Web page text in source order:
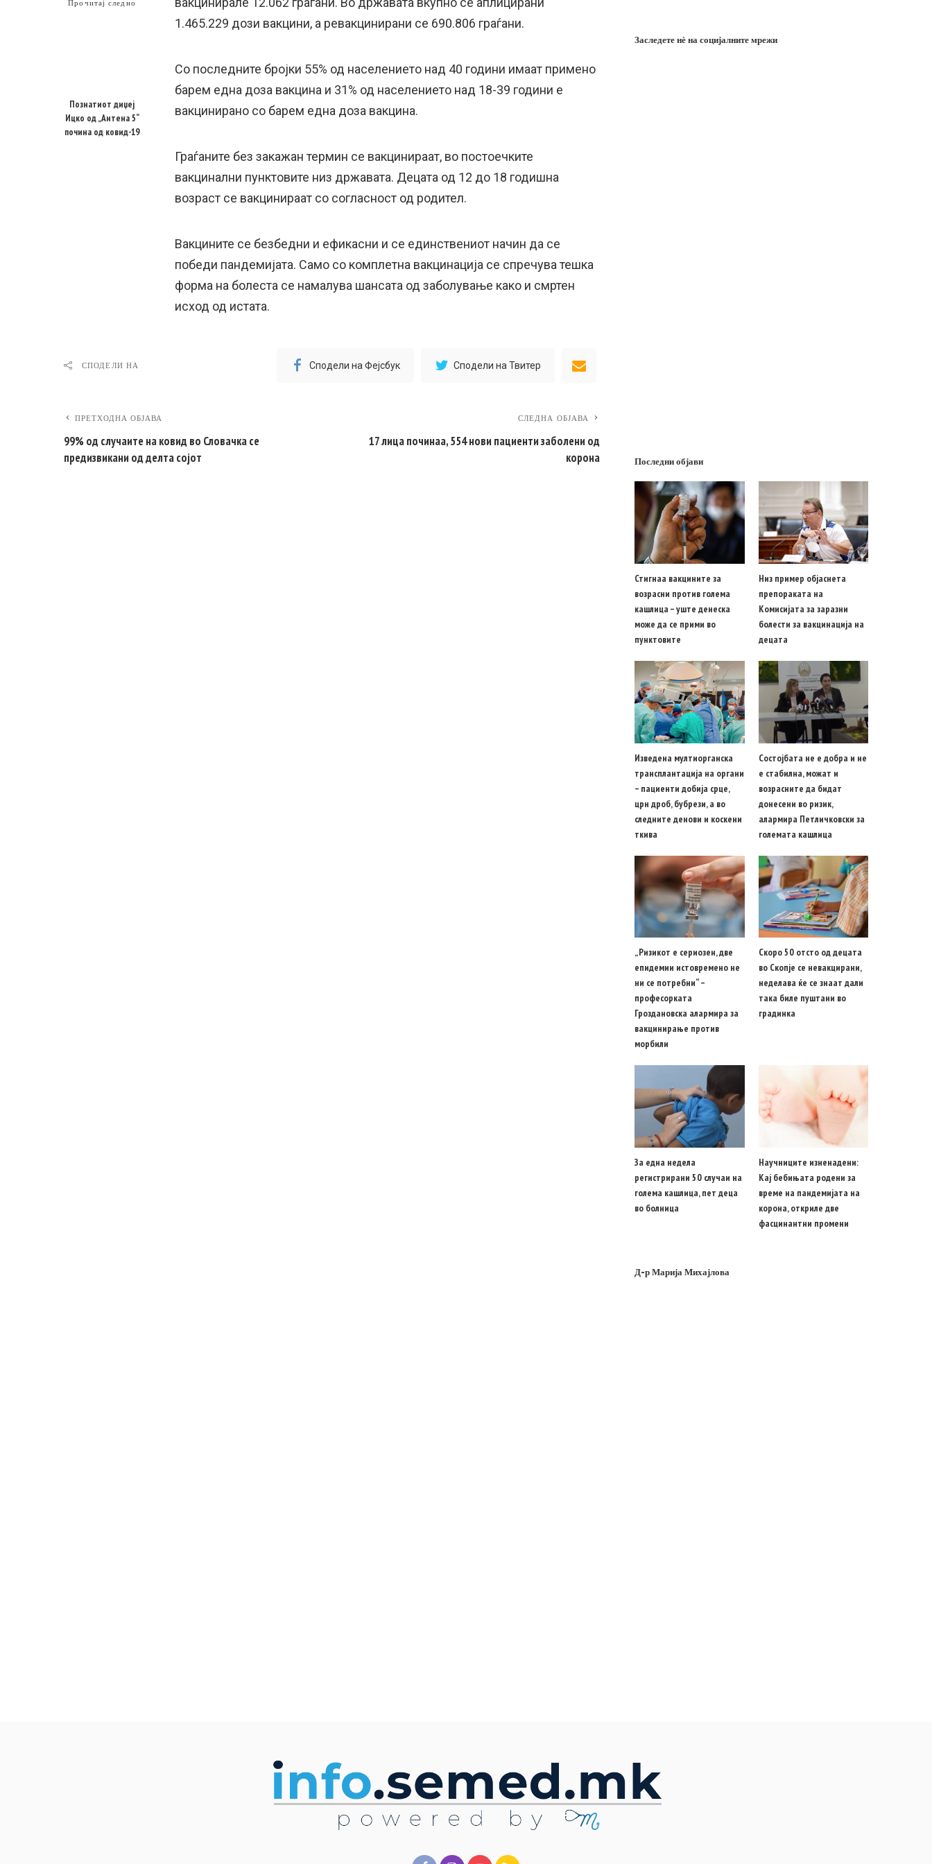
Прочитај следно
Познатиот диџеј
Ицко од „Антена 5“
почина од ковид-19
1.465.229 дози вакцини, а ревакцинирани се 690.806 граѓани.
Со последните бројки 55% од населението над 40 години имаат примено
барем една доза вакцина и 31% од населението над 18-39 години е
вакцинирано со барем една доза вакцина.
Граѓаните без закажан термин се вакцинираат, во постоечките
вакцинални пунктовите низ државата. Децата од 12 до 18 годишна
возраст се вакцинираат со согласност од родител.
Вакцините се безбедни и ефикасни и се единствениот начин да се
победи пандемијата. Само со комплетна вакцинација се спречува тешка
форма на болеста се намалува шансата од заболување како и смртен
исход од истата.
СПОДЕЛИ НА Сподели на Фејсбук Сподели на Твитер
ПРЕТХОДНА ОБЈАВА
99% од случаите на ковид во Словачка се
предизвикани од делта сојот
СЛЕДНА ОБЈАВА
17 лица починаа, 554 нови пациенти заболени од
корона
Заследете нѐ на социјалните мрежи
Последни објави
Стигнаа вакцините за
возрасни против голема
кашлица – уште денеска
може да се прими во
пунктовите
Низ пример објаснета
препораката на
Комисијата за заразни
болести за вакцинација на
децата
Изведена мултиорганска
трансплантација на органи
– пациенти добија срце,
црн дроб, бубрези, а во
следните денови и коскени
ткива
Состојбата не е добра и не
е стабилна, можат и
возрасните да бидат
донесени во ризик,
алармира Петличковски за
големата кашлица
„Ризикот е сериозен, две
епидемии истовремено не
ни се потребни“ –
професорката
Гроздановска алармира за
вакцинирање против
морбили
Скоро 50 отсто од децата
во Скопје се невакцирани,
неделава ќе се знаат дали
така биле пуштани во
градинка
За една недела
регистрирани 50 случаи на
голема кашлица, пет деца
во болница
Научниците изненадени:
Кај бебињата родени за
време на пандемијата на
корона, откриле две
фасцинантни промени
Д-р Марија Михајлова